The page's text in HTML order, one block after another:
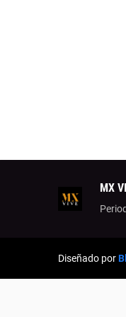
MX
Diseñado por